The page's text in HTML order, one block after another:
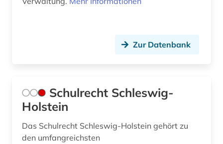
Zur Datenbank
Schulrecht Schleswig-
Holstein
Das Schulrecht Schleswig-Holstein gehört zu
den umfangreichsten